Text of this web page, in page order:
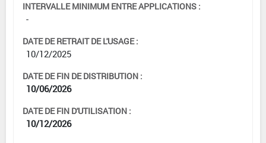
INTERVALLE MINIMUM ENTRE APPLICATIONS :
-
DATE DE RETRAIT DE L'USAGE :
10/12/2025
DATE DE FIN DE DISTRIBUTION :
10/06/2026
DATE DE FIN D'UTILISATION :
10/12/2026